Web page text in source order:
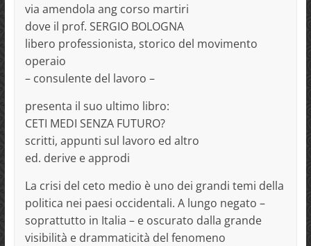
via amendola ang corso martiri
dove il prof. SERGIO BOLOGNA
libero professionista, storico del movimento
operaio
– consulente del lavoro –
presenta il suo ultimo libro:
CETI MEDI SENZA FUTURO?
scritti, appunti sul lavoro ed altro
ed. derive e approdi
La crisi del ceto medio è uno dei grandi temi della
politica nei paesi occidentali. A lungo negato –
soprattutto in Italia – e oscurato dalla grande
visibilità e drammaticità del fenomeno